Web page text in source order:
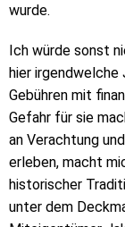
wurde.
Ich würde sonst
hier irgendwelche
Gebühren mit
Gefahr für sie
an Verachtung
erleben, macht
historischer
unter dem